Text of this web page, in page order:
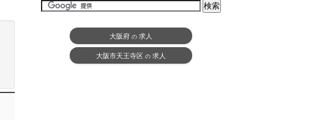
大阪府 の 求人
大阪市天王寺区 の 求人